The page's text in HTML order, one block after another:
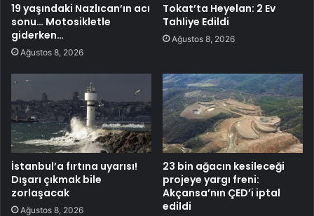
19 yaşındaki Nazlıcan’ın acı
sonu… Motosikletle
giderken…
Ağustos 8, 2026
Tokat’ta Heyelan: 2 Ev
Tahliye Edildi
Ağustos 8, 2026
İstanbul’a fırtına uyarısı!
Dışarı çıkmak bile
zorlaşacak
Ağustos 8, 2026
23 bin ağacın kesileceği
projeye yargı freni:
Akçansa’nın ÇED’i iptal
edildi